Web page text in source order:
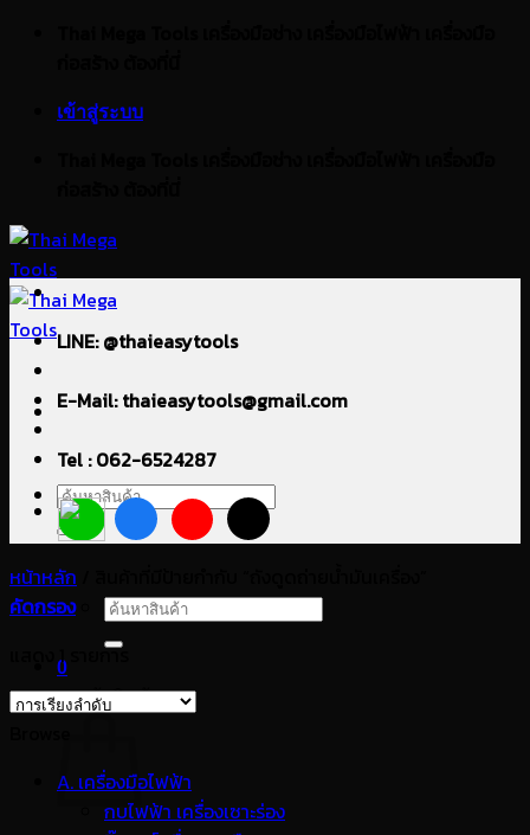
เข้าสู่ระบบ
ค้นหา:
ค้นหา:
0
ตะกร้าสินค้า
LINE: @thaieasytools
E-Mail: thaieasytools@gmail.com
Tel : 062-6524287
หน้าหลัก
คัดกรอง
แสดง 1 รายการ
A. เครื่องมือไฟฟ้า
กบไฟฟ้า เครื่องเซาะร่อง